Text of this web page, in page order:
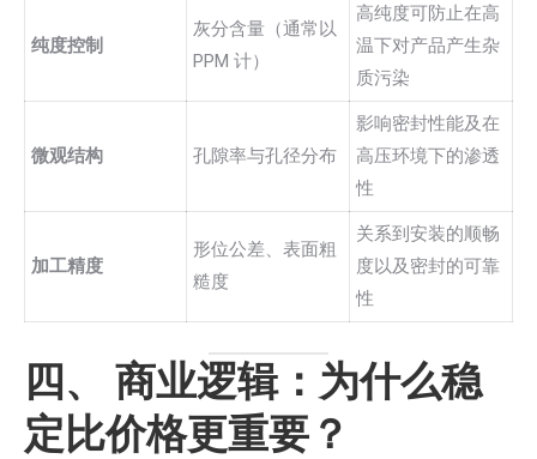
纯度控制
灰分含量（通常以
PPM 计）
高纯度可防止在高
温下对产品产生杂
质污染
微观结构 孔隙率与孔径分布
影响密封性能及在
高压环境下的渗透
性
加工精度
形位公差、表面粗
糙度
关系到安装的顺畅
度以及密封的可靠
性
四、 商业逻辑：为什么稳
定比价格更重要？